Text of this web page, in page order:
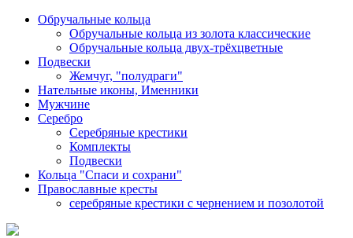
Обручальные кольца
Обручальные кольца из золота классические
Обручальные кольца двух-трёхцветные
Подвески
Жемчуг, "полудраги"
Нательные иконы, Именники
Мужчине
Серебро
Серебряные крестики
Комплекты
Подвески
Кольца "Спаси и сохрани"
Православные кресты
cеребряные крестики с чернением и позолотой